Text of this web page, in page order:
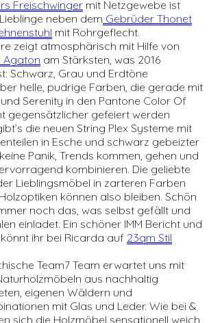
Freischwinger mit Netzgewebe ist
neben dem Gebrüder Thonet
mit Rohrgeflecht.
zeigt atmosphärisch mit Hilfe von
Agaton am Stärksten, was 2016
Schwarz, Grau und Erdtöne
helle, pudrige Farben, die gerade mit
Serenity in den Pantone Color Of
gegensätzlicher gefeiert werden
die neuen String Plex Systeme mit
in Esche und schwarz gebeizter
Panik, Trends kommen, gehen und
kombinieren. Die geliebte
Lieblingsmöbel in zarteren Farben
können also bleiben. Schön
noch das, was selbst gefällt und
einladet. Ein schöner IMM Bericht und
ihr bei Ricarda auf 23qm Stil
Team7 Team erwartet uns mit
aus nachhaltig
eigenen Wäldern und
mit Glas und Leder. Wie bei &
sich die Holzmöbel sensationell weich